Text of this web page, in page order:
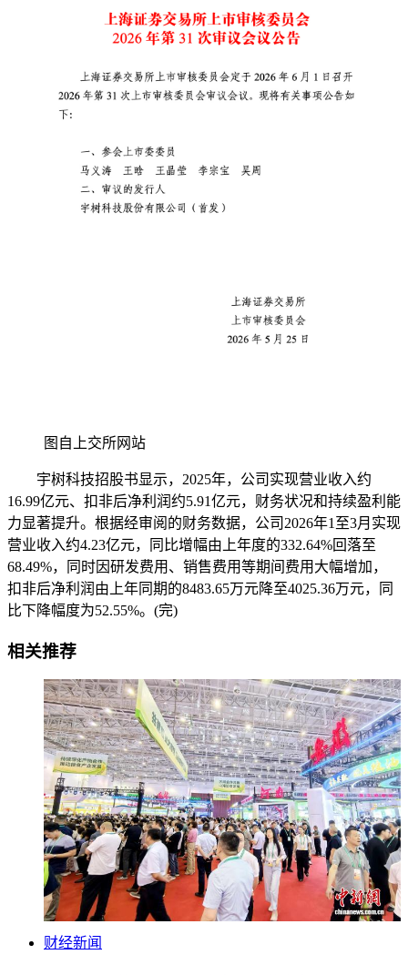
图自上交所网站
宇树科技招股书显示，2025年，公司实现营业收入约
16.99亿元、扣非后净利润约5.91亿元，财务状况和持续盈利能
力显著提升。根据经审阅的财务数据，公司2026年1至3月实现
营业收入约4.23亿元，同比增幅由上年度的332.64%回落至
68.49%，同时因研发费用、销售费用等期间费用大幅增加，
扣非后净利润由上年同期的8483.65万元降至4025.36万元，同
比下降幅度为52.55%。(完)
相关推荐
财经新闻